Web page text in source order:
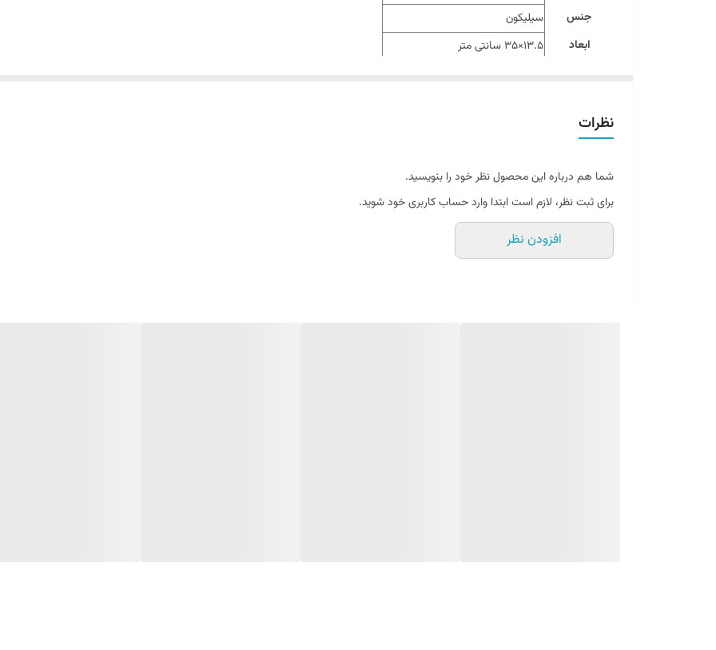
جنس
سیلیکون
ابعاد
13.5×35 سانتی متر
سایر توضیحات
نظرات
شما هم درباره این محصول نظر خود را بنویسید.
برای ثبت نظر، لازم است ابتدا وارد حساب کاربری خود شوید.
افزودن نظر